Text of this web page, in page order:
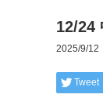
12/24
2025/9/12
Tweet